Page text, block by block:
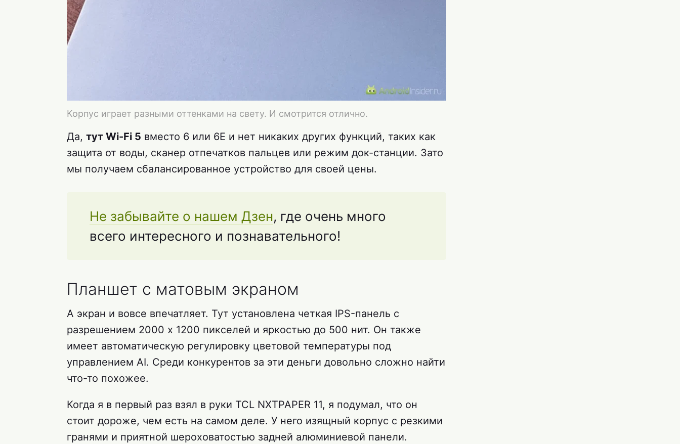
Корпус играет разными оттенками на свету. И смотрится отлично.
Да, тут Wi-Fi 5 вместо 6 или 6E и нет никаких других функций, таких как
защита от воды, сканер отпечатков пальцев или режим док-станции. Зато
мы получаем сбалансированное устройство для своей цены.
Не забывайте о нашем Дзен, где очень много
всего интересного и познавательного!
Планшет с матовым экраном
А экран и вовсе впечатляет. Тут установлена четкая IPS-панель с
разрешением 2000 x 1200 пикселей и яркостью до 500 нит. Он также
имеет автоматическую регулировку цветовой температуры под
управлением AI. Среди конкурентов за эти деньги довольно сложно найти
что-то похожее.
Когда я в первый раз взял в руки TCL NXTPAPER 11, я подумал, что он
стоит дороже, чем есть на самом деле. У него изящный корпус с резкими
гранями и приятной шероховатостью задней алюминиевой панели.